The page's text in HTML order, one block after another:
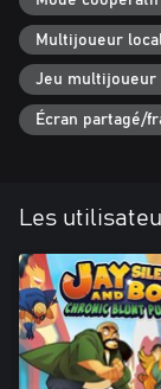
Multijoueur
Jeu multijoueur
Écran partagé/
Les